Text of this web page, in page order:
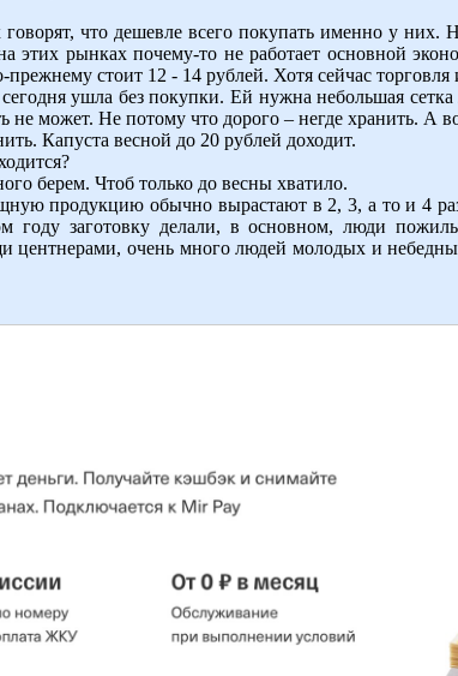
что дешевле всего покупать именно у них.
этих рынках почему-то не работает основной
стоит 12 - 14 рублей. Хотя сейчас торговля
ушла без покупки. Ей нужна небольшая
может. Не потому что дорого – негде хранить. А
Капуста весной до 20 рублей доходит.
берем. Чтоб только до весны хватило.
продукцию обычно вырастают в 2, 3, а то и 4
году заготовку делали, в основном, люди
центнерами, очень много людей молодых и